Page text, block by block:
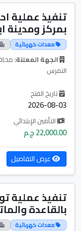
تنفيذ عملية
بمركز ومدينة
معدات كهربائية
الجهة المعلنة:
النمرس
تاريخ الفتح
2026-08-03
التأمين الإبتدائي
22,000.00 ج.م
عرض التفاصيل
بالقاعدة
معدات كهربائية